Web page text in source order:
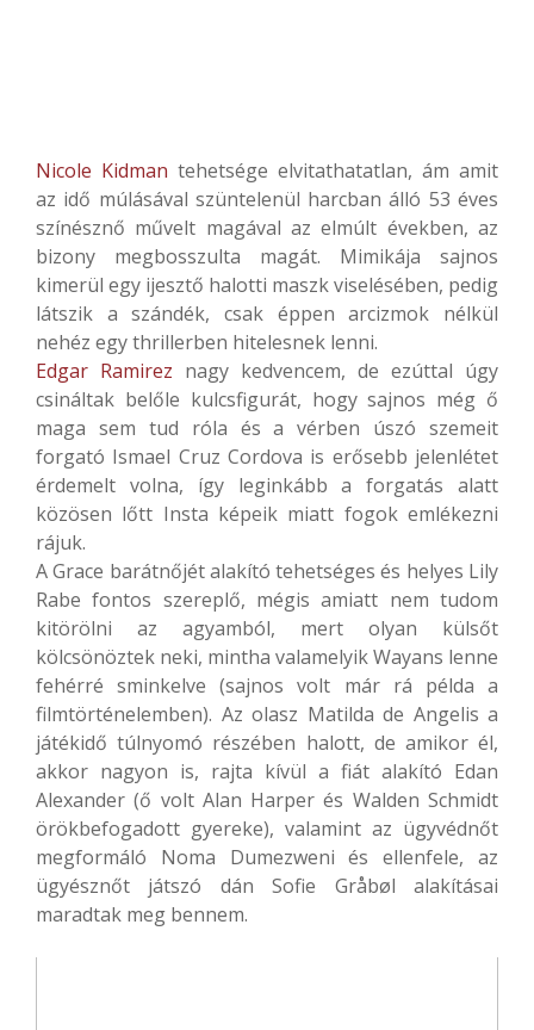
Nicole Kidman tehetsége elvitathatatlan, ám amit
az idő múlásával szüntelenül harcban álló 53 éves
színésznő művelt magával az elmúlt években, az
bizony megbosszulta magát. Mimikája sajnos
kimerül egy ijesztő halotti maszk viselésében, pedig
látszik a szándék, csak éppen arcizmok nélkül
nehéz egy thrillerben hitelesnek lenni.
Edgar Ramirez nagy kedvencem, de ezúttal úgy
csináltak belőle kulcsfigurát, hogy sajnos még ő
maga sem tud róla és a vérben úszó szemeit
forgató Ismael Cruz Cordova is erősebb jelenlétet
érdemelt volna, így leginkább a forgatás alatt
közösen lőtt Insta képeik miatt fogok emlékezni
rájuk.
A Grace barátnőjét alakító tehetséges és helyes Lily
Rabe fontos szereplő, mégis amiatt nem tudom
kitörölni az agyamból, mert olyan külsőt
kölcsönöztek neki, mintha valamelyik Wayans lenne
fehérré sminkelve (sajnos volt már rá példa a
filmtörténelemben). Az olasz Matilda de Angelis a
játékidő túlnyomó részében halott, de amikor él,
akkor nagyon is, rajta kívül a fiát alakító Edan
Alexander (ő volt Alan Harper és Walden Schmidt
örökbefogadott gyereke), valamint az ügyvédnőt
megformáló Noma Dumezweni és ellenfele, az
ügyésznőt játszó dán Sofie Gråbøl alakításai
maradtak meg bennem.